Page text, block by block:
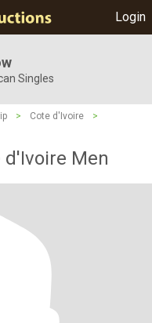
Login
Singles
> Cote d'Ivoire
>
Men